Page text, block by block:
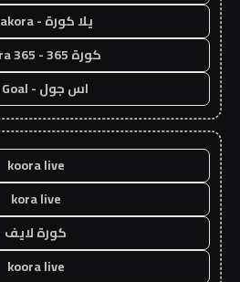
يلا كورة - yallakora
كورة 365 - kooora 365
اس جول - AS Goal
koora live
kora live
كورة لايف
koora live